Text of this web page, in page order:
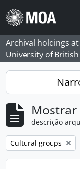
Skip to main content
Archival holdings
University of
Mostrar
descrição
Remove filter:
Cultural groups